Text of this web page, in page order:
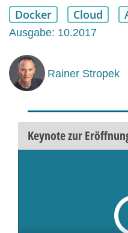
Docker Cloud
Ausgabe: 10.2017
Rainer Stropek
Keynote zur